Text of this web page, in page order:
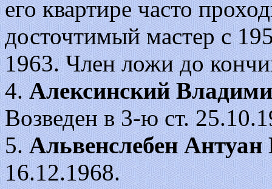
его квартире часто
досточтимый мастер с
1963. Член ложи до
4.Алексинский
Возведен в 3-ю ст.
5.Альвенслебен
16.12.1968.